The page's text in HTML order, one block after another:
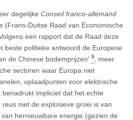
degelijke Conseil franco-allemand
(Frans-Duitse Raad van Economische
een rapport dat de Raad deze
beste politieke antwoord de Europese
de Chinese bodemprijzen’ 9
, meer
sectoren waar Europa niet
oplaadpunten voor elektrische
benadrukt impliciet dat het echte
niet de explosieve groei is van
hernieuwbare energie (gezien de